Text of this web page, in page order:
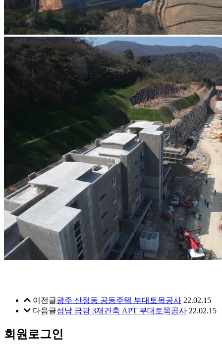
이전글광주 산정동 공동주택 부대토목공사 22.02.15
다음글성남 금광 3재건축 APT 부대토목공사 22.02.15
회원로그인